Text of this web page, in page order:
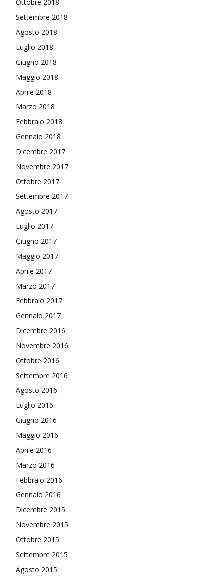
Ottobre 2018
Settembre 2018
Agosto 2018
Luglio 2018
Giugno 2018
Maggio 2018
Aprile 2018
Marzo 2018
Febbraio 2018
Gennaio 2018
Dicembre 2017
Novembre 2017
Ottobre 2017
Settembre 2017
Agosto 2017
Luglio 2017
Giugno 2017
Maggio 2017
Aprile 2017
Marzo 2017
Febbraio 2017
Gennaio 2017
Dicembre 2016
Novembre 2016
Ottobre 2016
Settembre 2016
Agosto 2016
Luglio 2016
Giugno 2016
Maggio 2016
Aprile 2016
Marzo 2016
Febbraio 2016
Gennaio 2016
Dicembre 2015
Novembre 2015
Ottobre 2015
Settembre 2015
Agosto 2015